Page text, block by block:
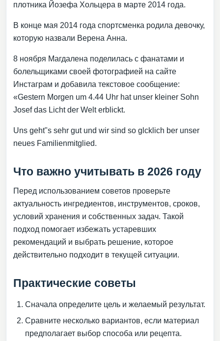
плотника Йозефа Хольцера в марте 2014 года.
В конце мая 2014 года спортсменка родила девочку,
которую назвали Верена Анна.
8 ноября Магдалена поделилась с фанатами и
болельщиками своей фотографией на сайте
Инстаграм и добавила текстовое сообщение:
«Gestern Morgen um 4.44 Uhr hat unser kleiner Sohn
Josef das Licht der Welt erblickt.
Uns geht"s sehr gut und wir sind so glcklich ber unser
neues Familienmitglied.
Что важно учитывать в 2026 году
Перед использованием советов проверьте
актуальность ингредиентов, инструментов, сроков,
условий хранения и собственных задач. Такой
подход помогает избежать устаревших
рекомендаций и выбрать решение, которое
действительно подходит в текущей ситуации.
Практические советы
Сначала определите цель и желаемый результат.
Сравните несколько вариантов, если материал
предполагает выбор способа или рецепта.